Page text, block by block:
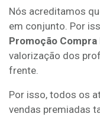
Nós acreditamos
em conjunto. Por
Promoção
valorização dos
frente.
Por isso, todos os
vendas premiadas